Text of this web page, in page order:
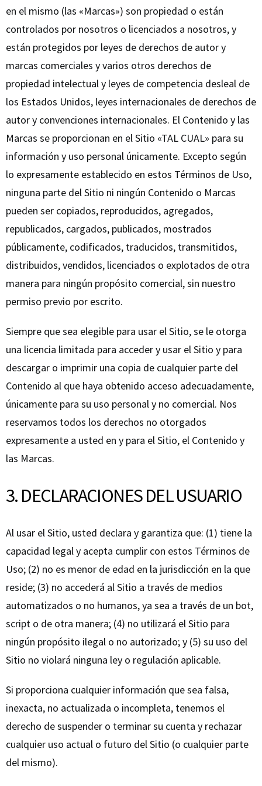
en el mismo (las «Marcas») son propiedad o están
controlados por nosotros o licenciados a nosotros, y
están protegidos por leyes de derechos de autor y
marcas comerciales y varios otros derechos de
propiedad intelectual y leyes de competencia desleal de
los Estados Unidos, leyes internacionales de derechos de
autor y convenciones internacionales. El Contenido y las
Marcas se proporcionan en el Sitio «TAL CUAL» para su
información y uso personal únicamente. Excepto según
lo expresamente establecido en estos Términos de Uso,
ninguna parte del Sitio ni ningún Contenido o Marcas
pueden ser copiados, reproducidos, agregados,
republicados, cargados, publicados, mostrados
públicamente, codificados, traducidos, transmitidos,
distribuidos, vendidos, licenciados o explotados de otra
manera para ningún propósito comercial, sin nuestro
permiso previo por escrito.
Siempre que sea elegible para usar el Sitio, se le otorga
una licencia limitada para acceder y usar el Sitio y para
descargar o imprimir una copia de cualquier parte del
Contenido al que haya obtenido acceso adecuadamente,
únicamente para su uso personal y no comercial. Nos
reservamos todos los derechos no otorgados
expresamente a usted en y para el Sitio, el Contenido y
las Marcas.
3. DECLARACIONES DEL USUARIO
Al usar el Sitio, usted declara y garantiza que: (1) tiene la
capacidad legal y acepta cumplir con estos Términos de
Uso; (2) no es menor de edad en la jurisdicción en la que
reside; (3) no accederá al Sitio a través de medios
automatizados o no humanos, ya sea a través de un bot,
script o de otra manera; (4) no utilizará el Sitio para
ningún propósito ilegal o no autorizado; y (5) su uso del
Sitio no violará ninguna ley o regulación aplicable.
Si proporciona cualquier información que sea falsa,
inexacta, no actualizada o incompleta, tenemos el
derecho de suspender o terminar su cuenta y rechazar
cualquier uso actual o futuro del Sitio (o cualquier parte
del mismo).